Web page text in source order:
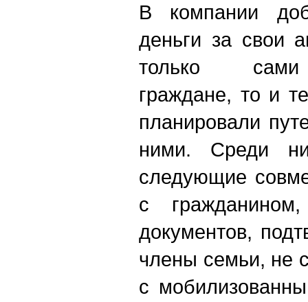
В компании
деньги за свои
только сами
граждане, то и
планировали
ними. Среди
следующие
с
документов,
члены семьи, не
c